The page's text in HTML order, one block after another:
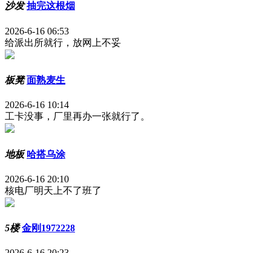
沙发 抽完这根烟
2026-6-16 06:53
给派出所就行，放网上不妥
板凳 面熟麦生
2026-6-16 10:14
工卡没事，厂里再办一张就行了。
地板 哈搭乌涂
2026-6-16 20:10
核电厂明天上不了班了
5楼 金刚1972228